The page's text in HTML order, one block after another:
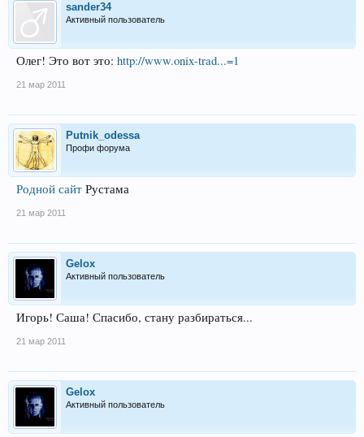
sander34
Активный пользователь
Олег! Это вот это: http://www.onix-trad...=1
21 мар 2011
Putnik_odessa
Профи форума
Родной сайт Рустама
21 мар 2011
Gelox
Активный пользователь
Игорь! Саша! Спасибо, стану разбираться...
21 мар 2011
Gelox
Активный пользователь